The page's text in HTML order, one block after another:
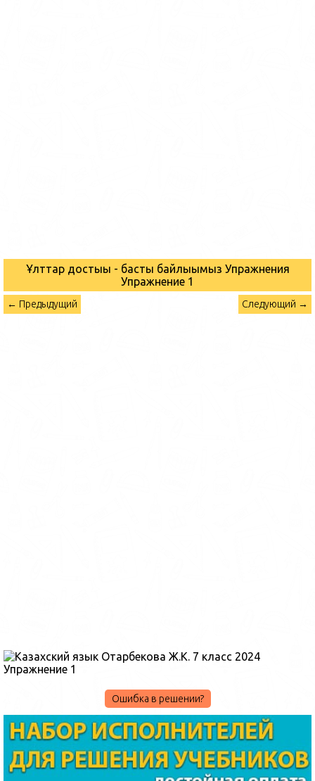
Ұлттар достығы - басты байлығымыз Упражнения
Упражнение 1
← Предыдущий Следующий →
Ошибка в решении?